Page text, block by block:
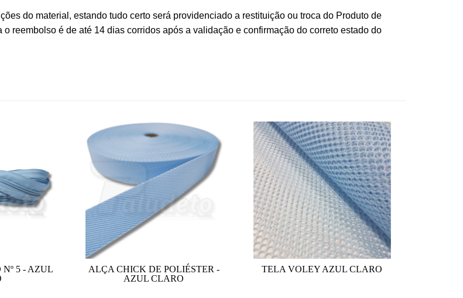
do material, estando tudo certo será providenciado a restituição ou troca do Produto de
reembolso é de até 14 dias corridos após a validação e confirmação do correto estado do
Nº 5 - AZUL
ALÇA CHICK DE POLIÉSTER -
AZUL CLARO
TELA VOLEY AZUL CLARO